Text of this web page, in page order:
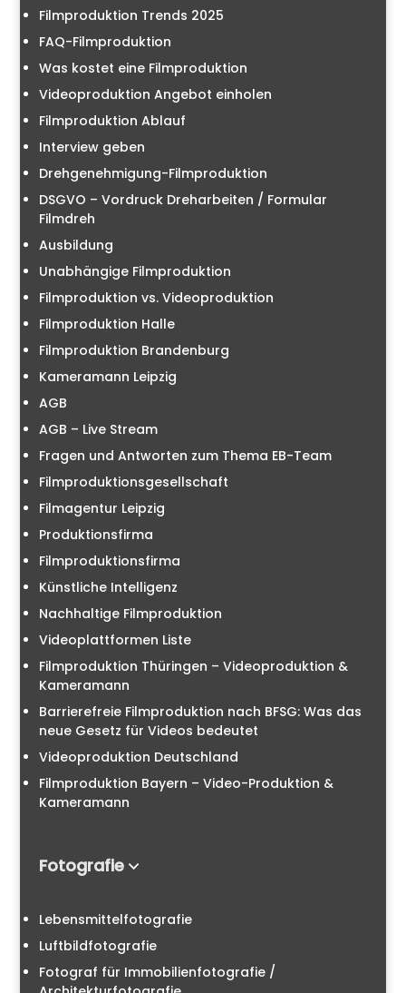
Filmproduktion Trends 2025
FAQ-Filmproduktion
Was kostet eine Filmproduktion
Videoproduktion Angebot einholen
Filmproduktion Ablauf
Interview geben
Drehgenehmigung-Filmproduktion
DSGVO – Vordruck Dreharbeiten / Formular
Filmdreh
Ausbildung
Unabhängige Filmproduktion
Filmproduktion vs. Videoproduktion
Filmproduktion Halle
Filmproduktion Brandenburg
Kameramann Leipzig
AGB
AGB – Live Stream
Fragen und Antworten zum Thema EB-Team
Filmproduktionsgesellschaft
Filmagentur Leipzig
Produktionsfirma
Filmproduktionsfirma
Künstliche Intelligenz
Nachhaltige Filmproduktion
Videoplattformen Liste
Filmproduktion Thüringen – Videoproduktion &
Kameramann
Barrierefreie Filmproduktion nach BFSG: Was das
neue Gesetz für Videos bedeutet
Videoproduktion Deutschland
Filmproduktion Bayern – Video-Produktion &
Kameramann
Fotografie
Lebensmittelfotografie
Luftbildfotografie
Fotograf für Immobilienfotografie /